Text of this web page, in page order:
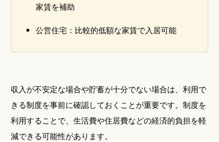
家賃を補助
公営住宅：比較的低額な家賃で入居可能
収入が不安定な場合や貯蓄が十分でない場合は、利用で
きる制度を事前に確認しておくことが重要です。制度を
利用することで、生活費や住居費などの経済的負担を軽
減できる可能性があります。